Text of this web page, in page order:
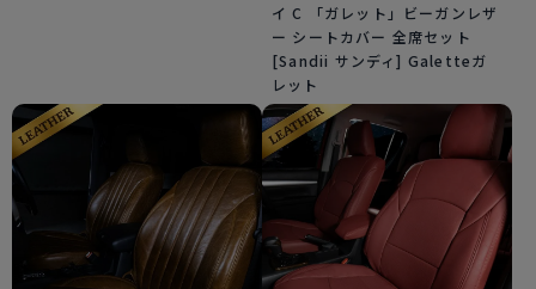
イ C 「ガレット」ビーガンレザ
ー シートカバー 全席セット
[Sandii サンディ] Galetteガ
レット